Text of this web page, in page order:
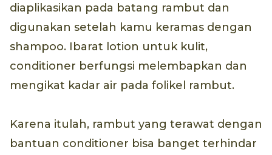
diaplikasikan pada batang rambut dan
digunakan setelah kamu keramas dengan
shampoo. Ibarat lotion untuk kulit,
conditioner berfungsi melembapkan dan
mengikat kadar air pada folikel rambut.
Karena itulah, rambut yang terawat dengan
bantuan conditioner bisa banget terhindar